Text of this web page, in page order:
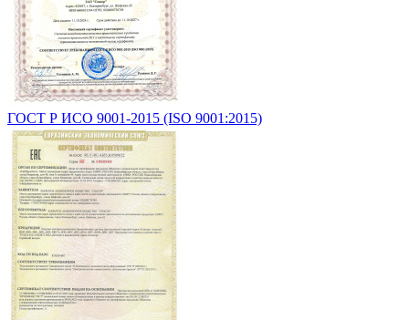
ГОСТ Р ИСО 9001-2015 (ISO 9001:2015)